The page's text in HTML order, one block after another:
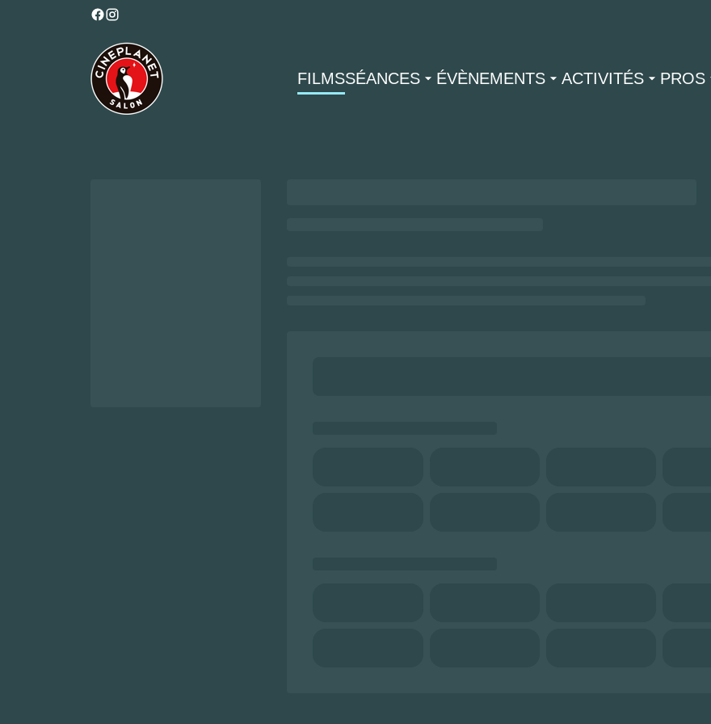
FILMSSÉANCES ÉVÈNEMENTS ACTIVITÉS PROS